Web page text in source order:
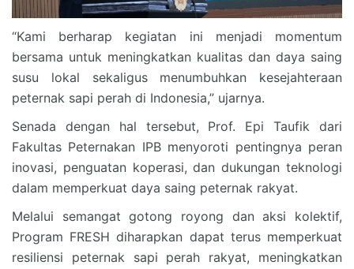
“Kami berharap kegiatan ini menjadi momentum
bersama untuk meningkatkan kualitas dan daya saing
susu lokal sekaligus menumbuhkan kesejahteraan
peternak sapi perah di Indonesia,” ujarnya.
Senada dengan hal tersebut, Prof. Epi Taufik dari
Fakultas Peternakan IPB menyoroti pentingnya peran
inovasi, penguatan koperasi, dan dukungan teknologi
dalam memperkuat daya saing peternak rakyat.
Melalui semangat gotong royong dan aksi kolektif,
Program FRESH diharapkan dapat terus memperkuat
resiliensi peternak sapi perah rakyat, meningkatkan